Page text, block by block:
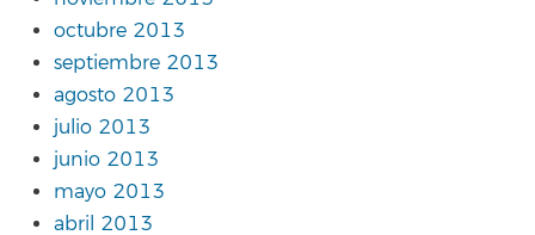
octubre 2013
septiembre 2013
agosto 2013
julio 2013
junio 2013
mayo 2013
abril 2013